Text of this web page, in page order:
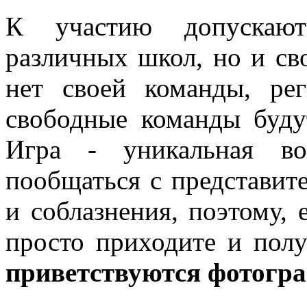
К участию
различных школ, но и
нет своей команды,
свободные команды
Игра - уникальная
пообщаться с
и соблазнения, поэтому,
просто приходите и
приветствуются